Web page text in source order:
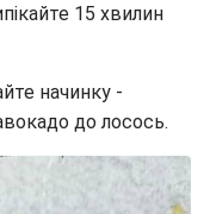
15 хвилин
начинку -
до лосось.